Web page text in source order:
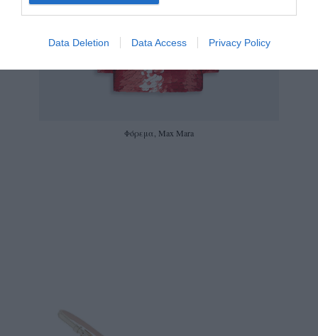
Data Deletion Data Access Privacy Policy
Φόρεμα, Μax Mara